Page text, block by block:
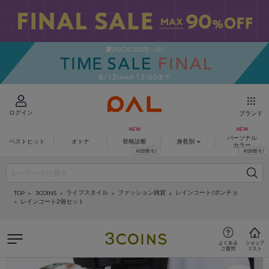
ログイン ブランド
ベストヒット オトナ 骨格診断 身長別
パーソナル
カラー
TOP 3COINS ライフスタイル ファッション雑貨
レインコート/ポンチョ
レインコート2個セット